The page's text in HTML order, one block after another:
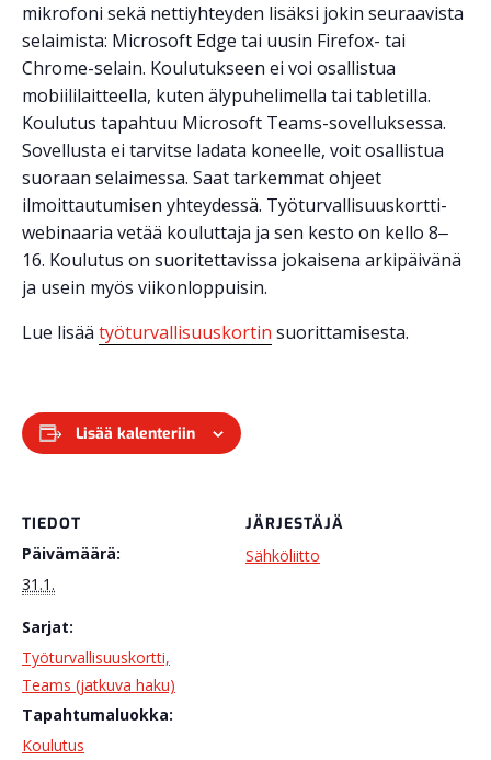
mikrofoni sekä nettiyhteyden lisäksi jokin seuraavista
selaimista: Microsoft Edge tai uusin Firefox- tai
Chrome-selain. Koulutukseen ei voi osallistua
mobiililaitteella, kuten älypuhelimella tai tabletilla.
Koulutus tapahtuu Microsoft Teams-sovelluksessa.
Sovellusta ei tarvitse ladata koneelle, voit osallistua
suoraan selaimessa. Saat tarkemmat ohjeet
ilmoittautumisen yhteydessä. Työturvallisuuskortti-
webinaaria vetää kouluttaja ja sen kesto on kello 8‒
16. Koulutus on suoritettavissa jokaisena arkipäivänä
ja usein myös viikonloppuisin.
Lue lisää työturvallisuuskortin suorittamisesta.
Lisää kalenteriin
TIEDOT
Päivämäärä:
31.1.
Sarjat:
Työturvallisuuskortti,
Teams (jatkuva haku)
Tapahtumaluokka:
Koulutus
JÄRJESTÄJÄ
Sähköliitto